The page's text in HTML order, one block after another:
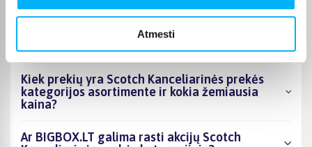
Atmesti
Kokie Scotch Kanceliarinės prekės kategorijoje
Kiek prekių yra Scotch Kanceliarinės prekės
kategorijos asortimente ir kokia žemiausia
kaina?
Ar BIGBOX.LT galima rasti akcijų Scotch